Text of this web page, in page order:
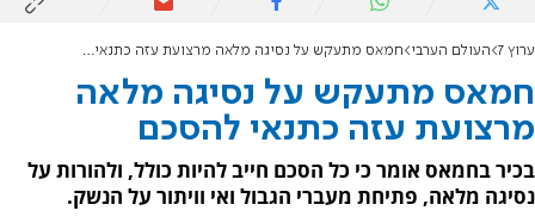
ערוץ 7 העולם הערבי חמאס מתעקש על נסיגה מלאה מרצועת עזה כתנאי להסכם
חמאס מתעקש על נסיגה מלאה
מרצועת עזה כתנאי להסכם
בכיר בחמאס אומר כי כל הסכם חייב להיות כולל, ולהורות על
נסיגה מלאה, פתיחת מעברי הגבול ואי וויתור על הנשק.